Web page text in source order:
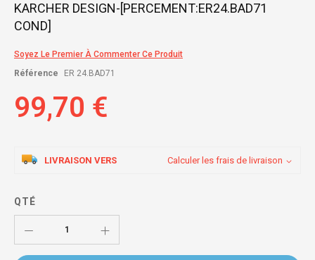
the
beginning
images
gallery
KARCHER DESIGN-[PERCEMENT:ER24.BAD71
COND]
Soyez Le Premier À Commenter Ce Produit
Référence
ER 24.BAD71
99,70 €
LIVRAISON VERS Calculer les frais de livraison
QTÉ